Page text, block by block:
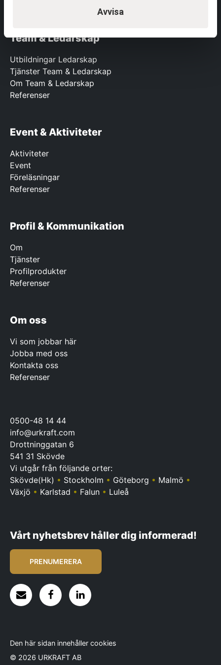
Avvisa
Team & Ledarskap
Utbildningar Ledarskap
Tjänster Team & Ledarskap
Om Team & Ledarskap
Referenser
Event & Aktiviteter
Aktiviteter
Event
Föreläsningar
Referenser
Profil & Kommunikation
Om
Tjänster
Profilprodukter
Referenser
Om oss
Vi som jobbar här
Jobba med oss
Kontakta oss
Referenser
0500-48 14 44
info@urkraft.com
Drottninggatan 6
541 31 Skövde
Vi utgår från följande orter:
Skövde(Hk) • Stockholm • Göteborg • Malmö •
Växjö • Karlstad • Falun • Luleå
Vårt nyhetsbrev håller dig informerad!
PRENUMERERA
Den här sidan innehåller cookies
© 2026 URKRAFT AB